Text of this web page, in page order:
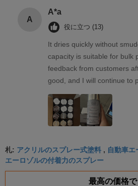
A
A*a
役に立つ (13)
It dries quickly without
capacity is suitable for bulk
feedback from customers
good, and I will continue to
札: アクリルのスプレー式塗料 , 自動車
エーロゾルの付着力のスプレー
最高の価格で